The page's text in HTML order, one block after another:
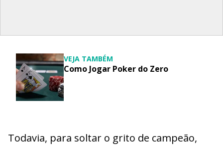
VEJA TAMBÉM
Como Jogar Poker do Zero
Todavia, para soltar o grito de campeão,